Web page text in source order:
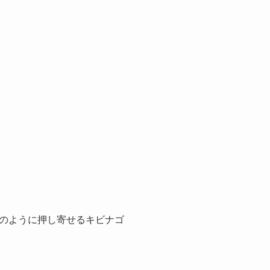
ように押し寄せるキビナゴ